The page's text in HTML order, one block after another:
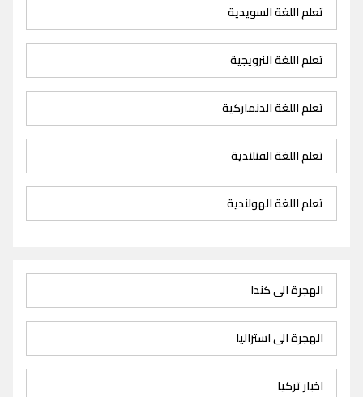
تعلم اللغة السويدية
تعلم اللغة النرويجية
تعلم اللغة الدنماركية
تعلم اللغة الفنلندية
تعلم اللغة الهولندية
الهجرة الى كندا
الهجرة الى استراليا
اخبار تركيا